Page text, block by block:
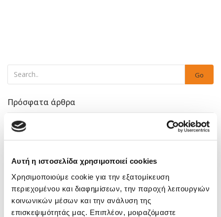
Αυτή η ιστοσελίδα χρησιμοποιεί cookies
Χρησιμοποιούμε cookie για την εξατομίκευση
περιεχομένου και διαφημίσεων, την παροχή λειτουργιών
κοινωνικών μέσων και την ανάλυση της
επισκεψιμότητάς μας. Επιπλέον, μοιραζόμαστε
Go
Πρόσφατα άρθρα
«Ενίσχυση επιχειρηματικότητας στους τομείς προτεραιότητας
της Περιφέρειας Νοτίου Αιγαίου» – Πρόγραμμα «Νότιο Αιγαίο»
«Αγροδιατροφή – Πρωτογενής Παραγωγή και Μεταποίηση
Γεωργικών Προϊόντων Αλιεία Υδατοκαλλιέργεια» –
Αναπτυξιακός Νόμος 4887/2022 (κύκλος Β’)
Tax Accounting Manager Επιχειρήσεων Ιδιωτικού τομέα